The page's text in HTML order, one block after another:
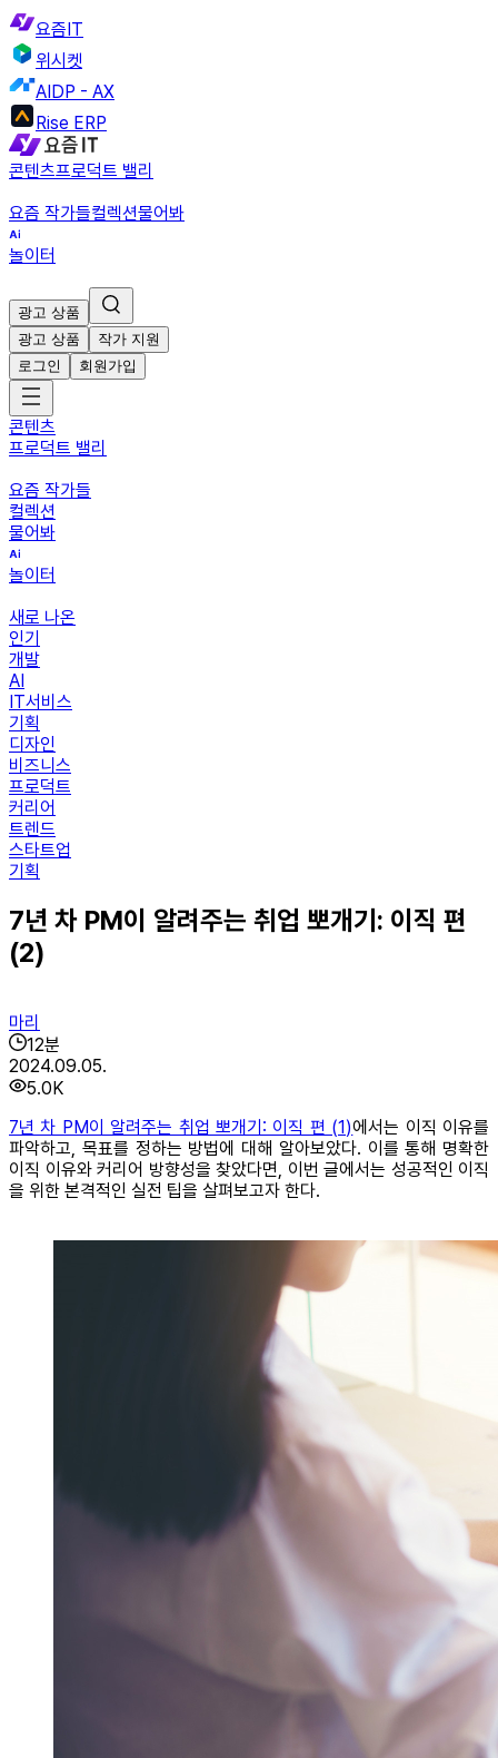
요즘IT
위시켓
AIDP - AX
Rise ERP
콘텐츠프로덕트 밸리
요즘 작가들컬렉션물어봐
놀이터
광고 상품
광고 상품
작가 지원
로그인
회원가입
콘텐츠
프로덕트 밸리
요즘 작가들
컬렉션
물어봐
놀이터
새로 나온
인기
개발
AI
IT서비스
기획
디자인
비즈니스
프로덕트
커리어
트렌드
스타트업
기획
7년 차 PM이 알려주는 취업 뽀개기: 이직 편
(2)
마리
12분
2024.09.05.
5.0K
7년 차 PM이 알려주는 취업 뽀개기: 이직 편 (1)에서는 이직 이유를
파악하고, 목표를 정하는 방법에 대해 알아보았다. 이를 통해 명확한
이직 이유와 커리어 방향성을 찾았다면, 이번 글에서는 성공적인 이직
을 위한 본격적인 실전 팁을 살펴보고자 한다.